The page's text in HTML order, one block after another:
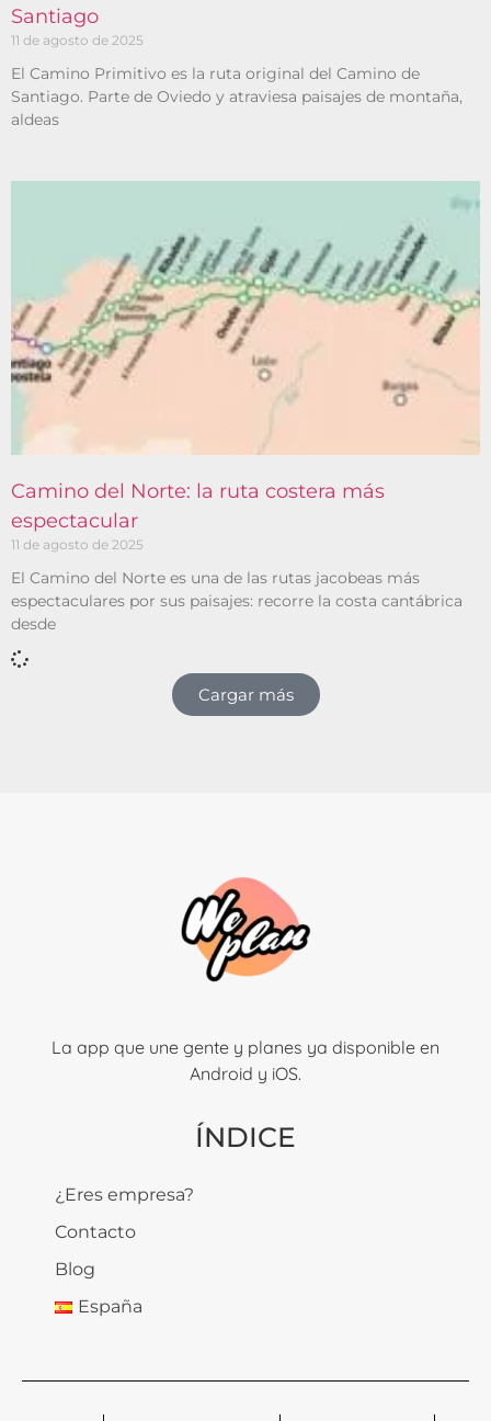
Santiago
11 de agosto de 2025
El Camino Primitivo es la ruta original del Camino de
Santiago. Parte de Oviedo y atraviesa paisajes de montaña,
aldeas
Camino del Norte: la ruta costera más
espectacular
11 de agosto de 2025
El Camino del Norte es una de las rutas jacobeas más
espectaculares por sus paisajes: recorre la costa cantábrica
desde
Cargar más
La app que une gente y planes ya disponible en
Android y iOS.
ÍNDICE
¿Eres empresa?
Contacto
Blog
España